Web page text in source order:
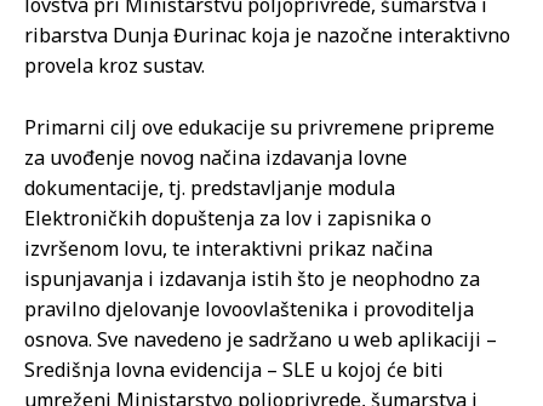
ribarstva Dunja Đurinac koja je nazočne interaktivno
provela kroz sustav.
Primarni cilj ove edukacije su privremene pripreme
za uvođenje novog načina izdavanja lovne
dokumentacije, tj. predstavljanje modula
Elektroničkih dopuštenja za lov i zapisnika o
izvršenom lovu, te interaktivni prikaz načina
ispunjavanja i izdavanja istih što je neophodno za
pravilno djelovanje lovoovlaštenika i provoditelja
osnova. Sve navedeno je sadržano u web aplikaciji –
Središnja lovna evidencija – SLE u kojoj će biti
umreženi Ministarstvo poljoprivrede, šumarstva i